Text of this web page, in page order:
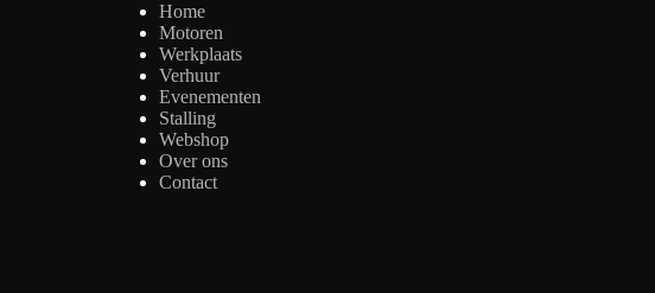
Home
Motoren
Werkplaats
Verhuur
Evenementen
Stalling
Webshop
Over ons
Contact